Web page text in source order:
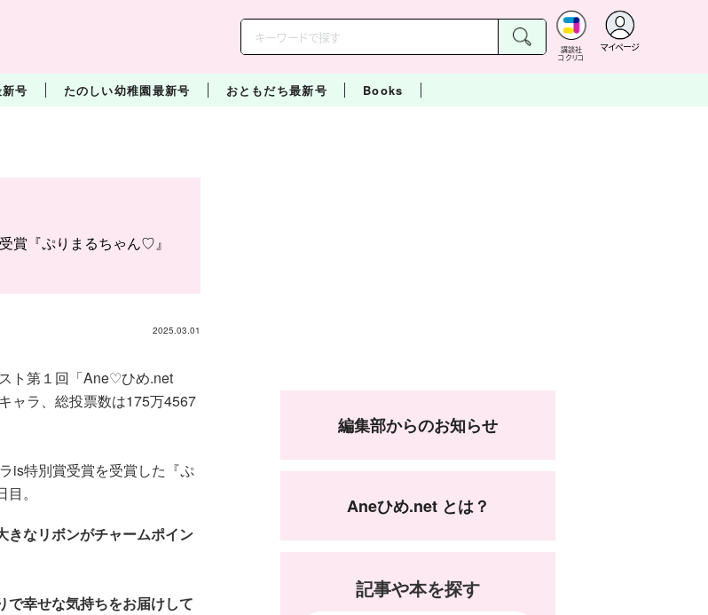
講談社
コクリコ
マイページ
号 たのしい幼稚園最新号 おともだち最新号 Books
『ぷりまるちゃん♡』
2025.03.01
ト第１回「Ane♡ひめ.net
ャラ、総投票数は175万4567
特別賞受賞を受賞した『ぷ
。
きなリボンがチャームポイン
で幸せな気持ちをお届けして
編集部からのお知らせ
Aneひめ.net とは？
記事や本を探す